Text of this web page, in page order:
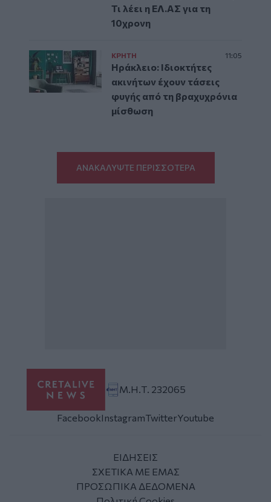
Τι λέει η ΕΛ.ΑΣ για τη
10χρονη
ΚΡΗΤΗ 11:05
Ηράκλειο: Ιδιοκτήτες
ακινήτων έχουν τάσεις
φυγής από τη βραχυχρόνια
μίσθωση
ΑΝΑΚΑΛΥΨΤΕ ΠΕΡΙΣΣΟΤΕΡΑ
Μ.Η.Τ. 232065
FacebookInstagramTwitterYoutube
ΕΙΔΗΣΕΙΣ
ΣΧΕΤΙΚΑ ΜΕ ΕΜΑΣ
ΠΡΟΣΩΠΙΚΑ ΔΕΔΟΜΕΝΑ